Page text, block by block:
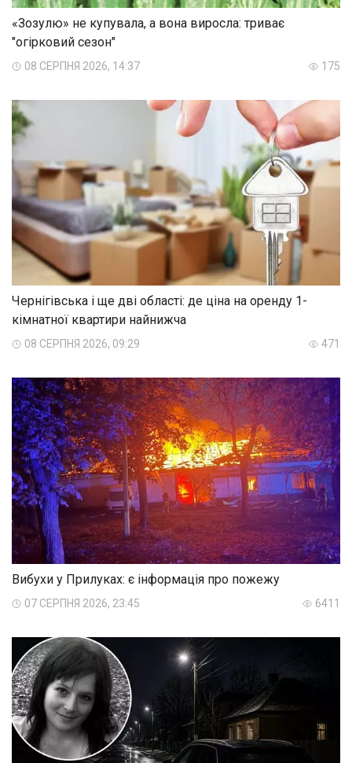
«Зозулю» не купувала, а вона виросла: триває
"огірковий сезон"
08 СЕРПНЯ 2026, 14:37 175
Чернігівська і ще дві області: де ціна на оренду 1-
кімнатної квартири найнижча
08 СЕРПНЯ 2026, 09:29 471
Вибухи у Прилуках: є інформація про пожежу
07 СЕРПНЯ 2026, 23:45 6411